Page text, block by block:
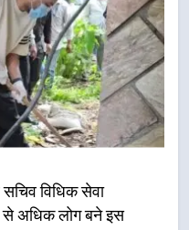
विधिक सेवा
से अधिक लोग बने इस